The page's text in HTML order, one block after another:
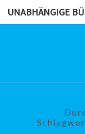
UNABHÄNGIGE